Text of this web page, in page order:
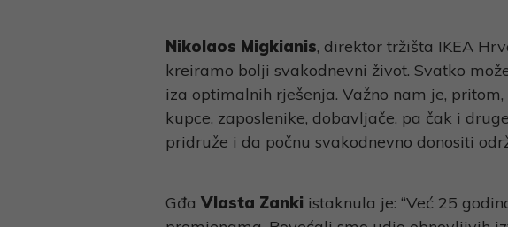
Nikolaos Migkianis, direktor tržišta IKEA
kreiramo bolji svakodnevni život. Svatko
iza optimalnih rješenja. Važno nam je,
kupce, zaposlenike, dobavljače, pa čak i
pridruže i da počnu svakodnevno donositi
Gđa Vlasta Zanki istaknula je: “Već 25